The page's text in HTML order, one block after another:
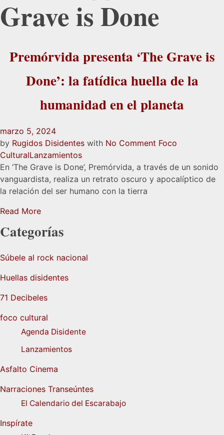
Grave is Done
Premórvida presenta ‘The Grave is
Done’: la fatídica huella de la
humanidad en el planeta
marzo 5, 2024
by Rugidos Disidentes with No Comment Foco
CulturalLanzamientos
En ‘The Grave is Done’, Premórvida, a través de un sonido
vanguardista, realiza un retrato oscuro y apocalíptico de
la relación del ser humano con la tierra
Read More
Categorías
Súbele al rock nacional
Huellas disidentes
71 Decibeles
foco cultural
Agenda Disidente
Lanzamientos
Asfalto Cinema
Narraciones Transeúntes
El Calendario del Escarabajo
Inspírate